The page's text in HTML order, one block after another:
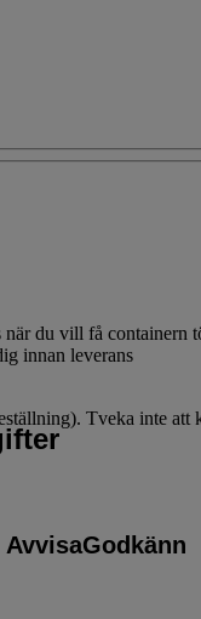
AvvisaGodkänn
du vill få containern
innan leverans
Tveka inte att